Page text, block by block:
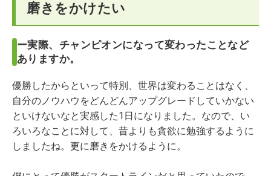
磨きをかけたい
ー実際、チャンピオンになって変わったことなど
ありますか。
優勝したからといって特別、世界は変わることはなく、
自分のノウハウをどんどんアップグレードしていかない
といけないなと実感した1日になりました。なので、い
ろいろなことに対して、昔よりも貪欲に勉強するように
しましたね。更に磨きをかけるように。